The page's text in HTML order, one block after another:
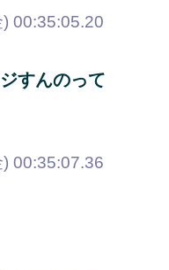
00:35:05.20
すんのって
00:35:07.36